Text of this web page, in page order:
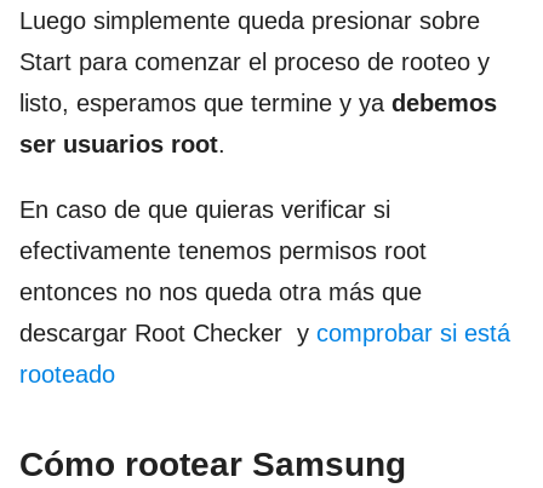
Luego simplemente queda presionar sobre
Start para comenzar el proceso de rooteo y
listo, esperamos que termine y ya debemos
ser usuarios root.
En caso de que quieras verificar si
efectivamente tenemos permisos root
entonces no nos queda otra más que
descargar Root Checker y comprobar si está
rooteado
Cómo rootear Samsung